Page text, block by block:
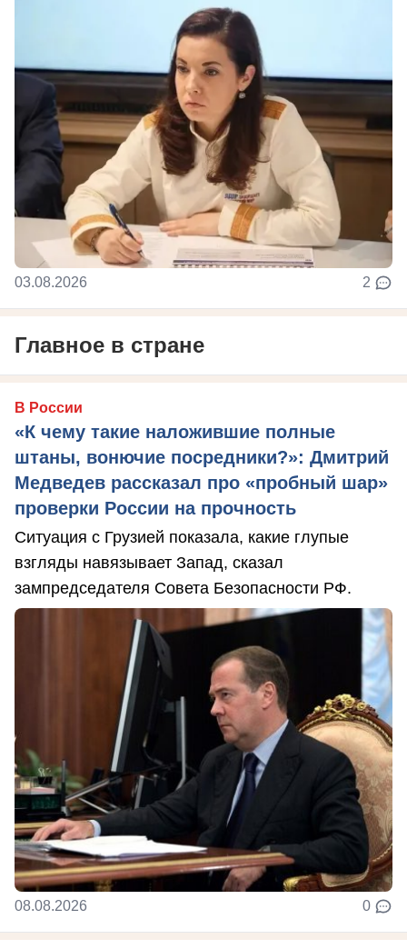
03.08.2026 2
Главное в стране
В России
«К чему такие наложившие полные
штаны, вонючие посредники?»: Дмитрий
Медведев рассказал про «пробный шар»
проверки России на прочность
Ситуация с Грузией показала, какие глупые
взгляды навязывает Запад, сказал
зампредседателя Совета Безопасности РФ.
08.08.2026 0